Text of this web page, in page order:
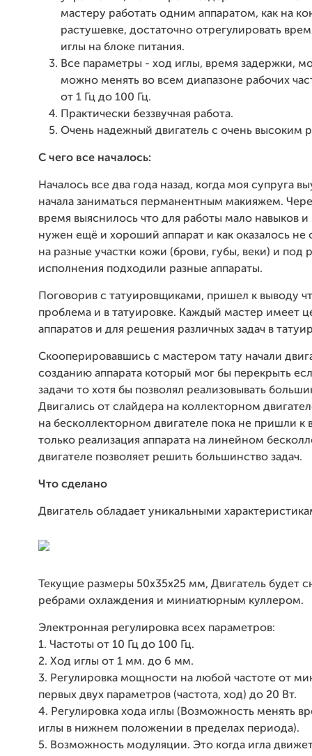
мастеру работать одним аппаратом, как на
растушевке, достаточно отрегулировать
иглы на блоке питания.
Все параметры - ход иглы, время задержки,
можно менять во всем диапазоне рабочих
от 1 Гц до 100 Гц.
Практически беззвучная работа.
Очень надежный двигатель с очень высоким
С чего все началось:
Началось все два года назад, когда моя супруга
начала заниматься перманентным макияжем.
время выяснилось что для работы мало навыков и
нужен ещё и хороший аппарат и как оказалось не
на разные участки кожи (брови, губы, веки) и под
исполнения подходили разные аппараты.
Поговорив с татуировщиками, пришел к выводу
проблема и в татуировке. Каждый мастер имеет
аппаратов и для решения различных задач в
Скооперировавшись с мастером тату начали
созданию аппарата который мог бы перекрыть
задачи то хотя бы позволял реализовывать
Двигались от слайдера на коллекторном
на бесколлекторном двигателе пока не пришли к
только реализация аппарата на линейном
двигателе позволяет решить большинство задач.
Что сделано
Двигатель обладает уникальными
Текущие размеры 50х35х25 мм, Двигатель будет
ребрами охлаждения и миниатюрным куллером.
Электронная регулировка всех параметров:
1. Частоты от 10 Гц до 100 Гц.
2. Ход иглы от 1 мм. до 6 мм.
3. Регулировка мощности на любой частоте от
первых двух параметров (частота, ход) до 20 Вт.
4. Регулировка хода иглы (Возможность менять
иглы в нижнем положении в пределах периода).
5. Возможность модуляции. Это когда игла